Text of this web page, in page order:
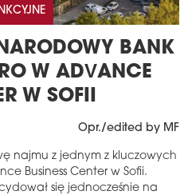
BANK
W ADVANCE
W SOFII
Opr./edited by MF
najmu z jednym z kluczowych
Business Center w Sofii.
się jednocześnie na